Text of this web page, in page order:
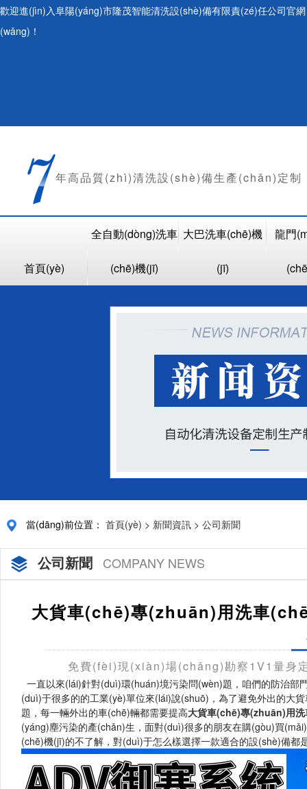
歡迎進(jìn)入阜陽(yáng)市隆茂智能清洗設(shè)備有限責(zé)任公司官網
(wǎng)！
年高品質(zhì)清洗設(shè)備生產(chǎn)定制
首頁(yè)
全自動(dòng)洗車
(chē)機(jī)
大巴洗車(chē)機
(jī)
龍門
當(dāng)前位置： 首頁(yè) > 新聞資訊 > 公司新聞
公司新聞 COMPANY NEWS
大貨車(chē)專(zhuān)用洗車
免費(fèi)現(xiàn)場(chǎng)勘察1V1量身
一直以來(lái)針對(duì)環(huán)境污染問(wèn)題，咱們的防治部
(duì)于很多的的工業(yè)單位來(lái)說(shuō)，為了避免外出的大貨
題，每一輛外出的車(chē)輛都需要提高大貨車(chē)專(zhuān)用
(yáng)塵污染的產(chǎn)生，面對(duì)很多的朋友在購(gòu)買
(chē)機(jī)的不了解，對(duì)于怎么樣選擇一款適合的設(shè)備都